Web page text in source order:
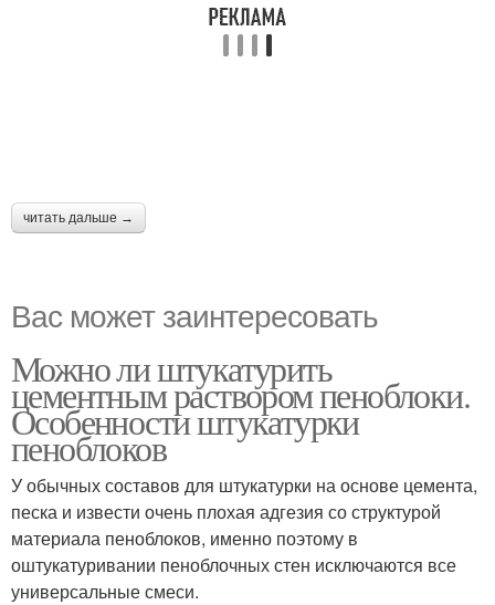
читать дальше →
Вас может заинтересовать
Можно ли штукатурить
цементным раствором пеноблоки.
Особенности штукатурки
пеноблоков
У обычных составов для штукатурки на основе цемента,
песка и извести очень плохая адгезия со структурой
материала пеноблоков, именно поэтому в
оштукатуривании пеноблочных стен исключаются все
универсальные смеси.